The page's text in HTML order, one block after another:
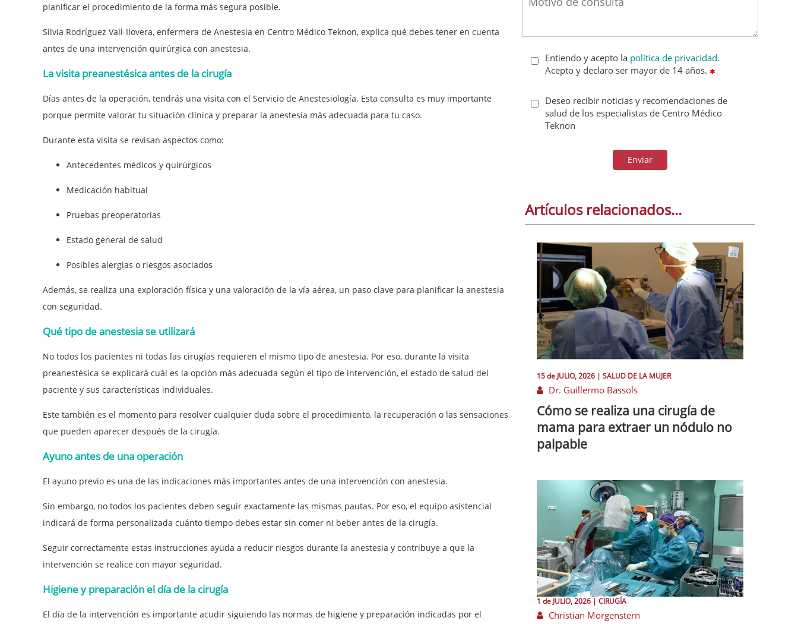
planificar el procedimiento de la forma más segura posible.
Silvia Rodríguez Vall-Ilovera, enfermera de Anestesia en Centro Médico Teknon, explica qué debes tener en cuenta
antes de una intervención quirúrgica con anestesia.
La visita preanestésica antes de la cirugía
Días antes de la operación, tendrás una visita con el Servicio de Anestesiología. Esta consulta es muy importante
porque permite valorar tu situación clínica y preparar la anestesia más adecuada para tu caso.
Durante esta visita se revisan aspectos como:
Antecedentes médicos y quirúrgicos
Medicación habitual
Pruebas preoperatorias
Estado general de salud
Posibles alergias o riesgos asociados
Además, se realiza una exploración física y una valoración de la vía aérea, un paso clave para planificar la anestesia
con seguridad.
Qué tipo de anestesia se utilizará
No todos los pacientes ni todas las cirugías requieren el mismo tipo de anestesia. Por eso, durante la visita
preanestésica se explicará cuál es la opción más adecuada según el tipo de intervención, el estado de salud del
paciente y sus características individuales.
Este también es el momento para resolver cualquier duda sobre el procedimiento, la recuperación o las sensaciones
que pueden aparecer después de la cirugía.
Ayuno antes de una operación
El ayuno previo es una de las indicaciones más importantes antes de una intervención con anestesia.
Sin embargo, no todos los pacientes deben seguir exactamente las mismas pautas. Por eso, el equipo asistencial
indicará de forma personalizada cuánto tiempo debes estar sin comer ni beber antes de la cirugía.
Seguir correctamente estas instrucciones ayuda a reducir riesgos durante la anestesia y contribuye a que la
intervención se realice con mayor seguridad.
Higiene y preparación el día de la cirugía
El día de la intervención es importante acudir siguiendo las normas de higiene y preparación indicadas por el
Entiendo y acepto la política de privacidad.
Acepto y declaro ser mayor de 14 años.
Deseo recibir noticias y recomendaciones de
salud de los especialistas de Centro Médico
Teknon
Enviar
Artículos relacionados...
15 de JULIO, 2026 | SALUD DE LA MUJER
Dr. Guillermo Bassols
Cómo se realiza una cirugía de
mama para extraer un nódulo no
palpable
1 de JULIO, 2026 | CIRUGÍA
Christian Morgenstern